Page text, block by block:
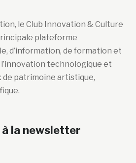
le Club Innovation & Culture
plateforme
d’information, de formation et
technologique et
de patrimoine artistique,
la newsletter